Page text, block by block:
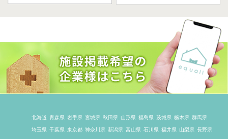
北海道 青森県 岩手県 宮城県 秋田県 山形県 福島県 茨城県 栃木県 群馬県
埼玉県 千葉県 東京都 神奈川県 新潟県 富山県 石川県 福井県 山梨県 長野県